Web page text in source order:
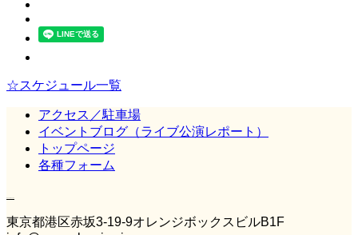
☆スケジュール一覧
アクセス／駐車場
イベントブログ（ライブ公演レポート）
トップページ
各種フォーム
東京都港区赤坂3‐19‐9オレンジボックスビルB1F